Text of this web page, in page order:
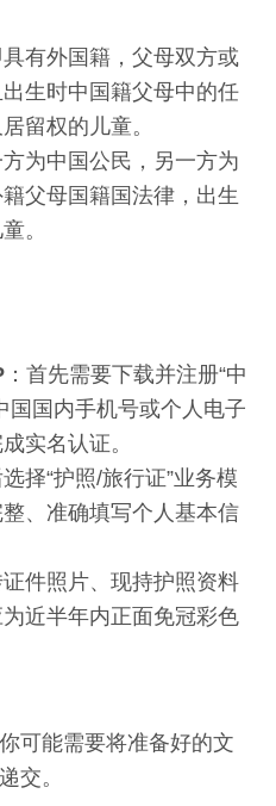
有外国籍，父母双方或
生时中国籍父母中的任
留权的儿童。
为中国公民，另一方为
父母国籍国法律，出生
。
：首先需要下载并注册“中
国国内手机号或个人电子
实名认证​​。
选择“护照/旅行证”业务模
、准确填写个人基本信
件照片、现持护照资料
近半年内正面免冠彩色
可能需要将准备好的文
交。